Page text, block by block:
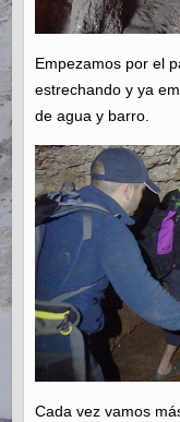
Empezamos por el
estrechando y ya
de agua y barro.
Cada vez vamos